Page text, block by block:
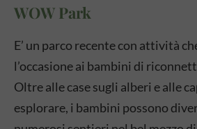
WOW Park
E’ un parco recente con attività
l’occasione ai bambini di
Oltre alle case sugli alberi e alle
esplorare, i bambini possono